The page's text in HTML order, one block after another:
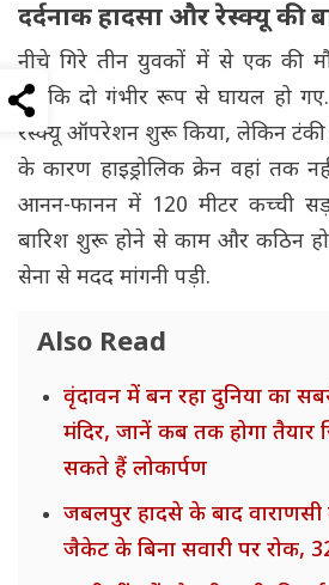
दर्दनाक हादसा और रेस्क्यू की
नीचे गिरे तीन युवकों में से एक की
जबकि दो गंभीर रूप से घायल हो गए.
रेस्क्यू ऑपरेशन शुरू किया, लेकिन
के कारण हाइड्रोलिक क्रेन वहां तक
आनन-फानन में 120 मीटर कच्ची
बारिश शुरू होने से काम और कठिन हो
सेना से मदद मांगनी पड़ी.
Also Read
वृंदावन में बन रहा दुनिया का
मंदिर, जानें कब तक होगा तैयार
सकते हैं लोकार्पण
जबलपुर हादसे के बाद
जैकेट के बिना सवारी पर रोक,